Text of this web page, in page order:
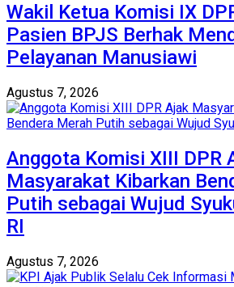
Wakil Ketua Komisi IX
Pasien BPJS Berhak
Pelayanan Manusiawi
Agustus 7, 2026
Anggota Komisi XIII DPR
Masyarakat Kibarkan
Putih sebagai Wujud
RI
Agustus 7, 2026